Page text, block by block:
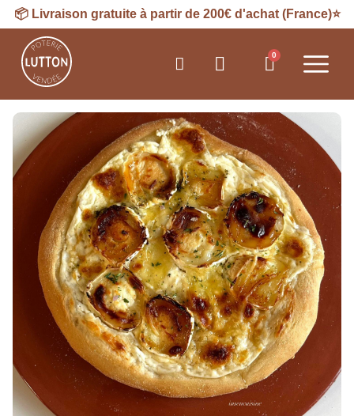
📦 Livraison gratuite à partir de 200€ d'achat (France)⭐